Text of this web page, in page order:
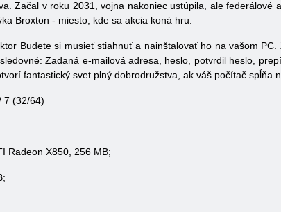
Začal v roku 2031, vojna nakoniec ustúpila, ale
Broxton - miesto, kde sa akcia koná hru.
Budete si musieť stiahnuť a nainštalovať ho na vašom
Zadaná e-mailová adresa, heslo, potvrdil heslo,
fantastický svet plný dobrodružstva, ak váš počítač spĺňa
7 (32/64)
Radeon X850, 256 MB;